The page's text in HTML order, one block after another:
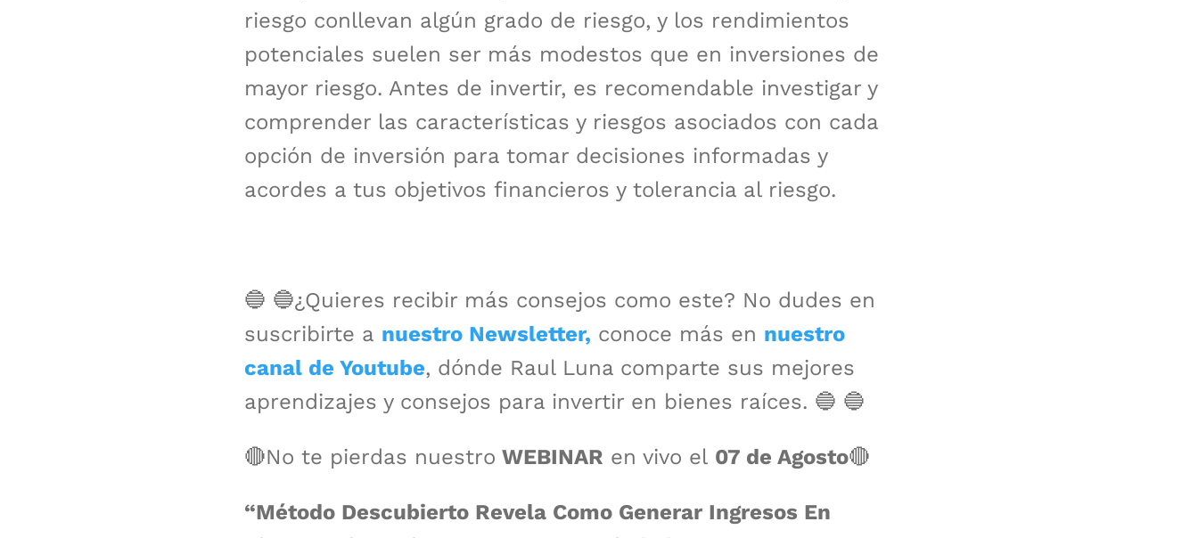
riesgo conllevan algún grado de riesgo, y los rendimientos
potenciales suelen ser más modestos que en inversiones de
mayor riesgo. Antes de invertir, es recomendable investigar y
comprender las características y riesgos asociados con cada
opción de inversión para tomar decisiones informadas y
acordes a tus objetivos financieros y tolerancia al riesgo.
🔵 🔵¿Quieres recibir más consejos como este? No dudes en
suscribirte a nuestro Newsletter, conoce más en nuestro
canal de Youtube, dónde Raul Luna comparte sus mejores
aprendizajes y consejos para invertir en bienes raíces. 🔵 🔵
🔴No te pierdas nuestro WEBINAR en vivo el 07 de Agosto🔴
“Método Descubierto Revela Como Generar Ingresos En